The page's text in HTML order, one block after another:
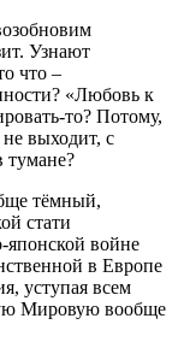
Узнают
что –
«Любовь к
то? Потому,
выходит, с
тумане?
тёмный,
стати
японской войне
в Европе
уступая всем
Мировую вообще